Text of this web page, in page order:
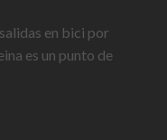
en bici por
es un punto de